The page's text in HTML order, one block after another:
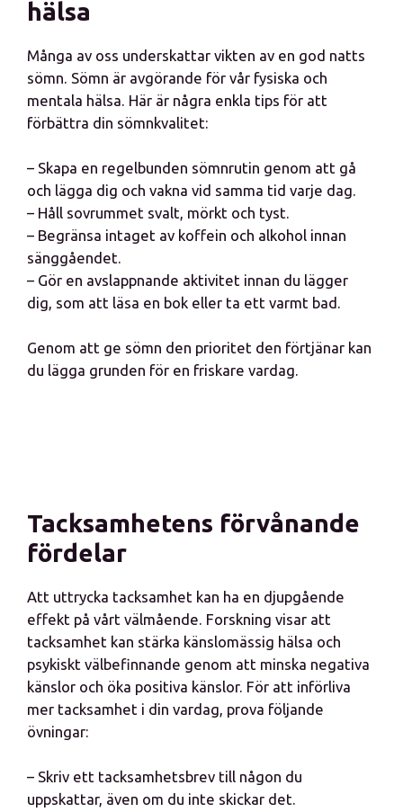
hälsa
Många av oss underskattar vikten av en god natts
sömn. Sömn är avgörande för vår fysiska och
mentala hälsa. Här är några enkla tips för att
förbättra din sömnkvalitet:
– Skapa en regelbunden sömnrutin genom att gå
och lägga dig och vakna vid samma tid varje dag.
– Håll sovrummet svalt, mörkt och tyst.
– Begränsa intaget av koffein och alkohol innan
sänggåendet.
– Gör en avslappnande aktivitet innan du lägger
dig, som att läsa en bok eller ta ett varmt bad.
Genom att ge sömn den prioritet den förtjänar kan
du lägga grunden för en friskare vardag.
Tacksamhetens förvånande
fördelar
Att uttrycka tacksamhet kan ha en djupgående
effekt på vårt välmående. Forskning visar att
tacksamhet kan stärka känslomässig hälsa och
psykiskt välbefinnande genom att minska negativa
känslor och öka positiva känslor. För att införliva
mer tacksamhet i din vardag, prova följande
övningar:
– Skriv ett tacksamhetsbrev till någon du
uppskattar, även om du inte skickar det.